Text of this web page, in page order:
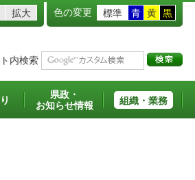
拡大 色の変更 標準 青 黄 黒
内検索
県政・
お知らせ情報
組織・業務